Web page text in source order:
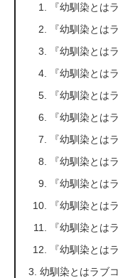
『幼馴染とは
『幼馴染とは
『幼馴染とは
『幼馴染とは
『幼馴染とは
『幼馴染とは
『幼馴染とは
『幼馴染とは
『幼馴染とは
『幼馴染とは
『幼馴染とは
『幼馴染とは
幼馴染とはラブ